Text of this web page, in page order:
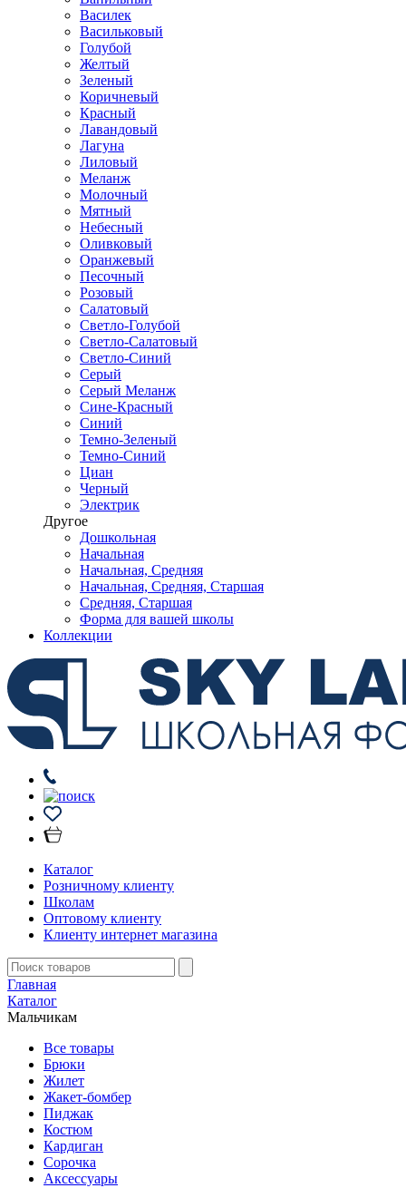
Василек
Васильковый
Голубой
Желтый
Зеленый
Коричневый
Красный
Лавандовый
Лагуна
Лиловый
Меланж
Молочный
Мятный
Небесный
Оливковый
Оранжевый
Песочный
Розовый
Салатовый
Светло-Голубой
Светло-Салатовый
Светло-Синий
Серый
Серый Меланж
Сине-Красный
Синий
Темно-Зеленый
Темно-Синий
Циан
Черный
Электрик
Другое
Дошкольная
Начальная
Начальная, Средняя
Начальная, Средняя, Старшая
Средняя, Старшая
Форма для вашей школы
Коллекции
Каталог
Розничному клиенту
Школам
Оптовому клиенту
Клиенту интернет магазина
Главная
Каталог
Мальчикам
Все товары
Брюки
Жилет
Жакет-бомбер
Пиджак
Костюм
Кардиган
Сорочка
Аксессуары